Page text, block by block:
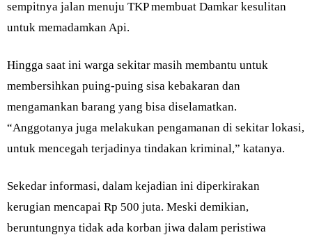
sempitnya jalan menuju TKP membuat Damkar kesulitan
untuk memadamkan Api.
Hingga saat ini warga sekitar masih membantu untuk
membersihkan puing-puing sisa kebakaran dan
mengamankan barang yang bisa diselamatkan.
“Anggotanya juga melakukan pengamanan di sekitar lokasi,
untuk mencegah terjadinya tindakan kriminal,” katanya.
Sekedar informasi, dalam kejadian ini diperkirakan
kerugian mencapai Rp 500 juta. Meski demikian,
beruntungnya tidak ada korban jiwa dalam peristiwa